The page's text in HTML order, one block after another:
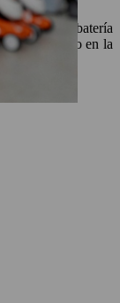
máquinas a batería
el equipo en la